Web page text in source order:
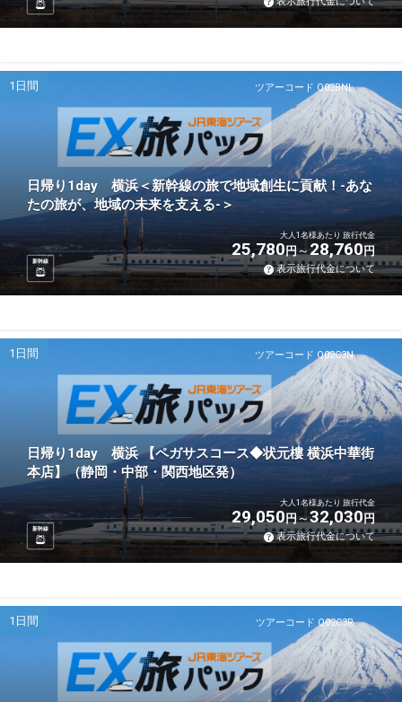
ツアーコード Q02BNL
1日間
日帰り1day 横浜＜新幹線の旅で地域創生に貢献！-あな
たの旅が、地域の未来を支える-＞
新幹線
大人1名様あたり 旅行代金
25,780円 28,760円
表示旅行代金について
ツアーコード Q02C3N
1日間
日帰り1day 横浜 【ペガサスコース◆状元樓 横浜中華街
本店】（静岡・中部・関西地区発）
新幹線
大人1名様あたり 旅行代金
29,050円 32,030円
表示旅行代金について
ツアーコード Q02C3R
1日間